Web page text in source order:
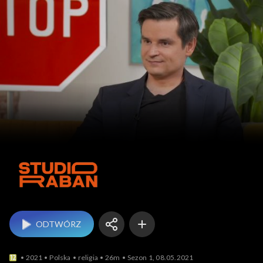
Studio Raban
ODTWÓRZ
2021 Polska religia 26m Sezon 1, 08.05.2021